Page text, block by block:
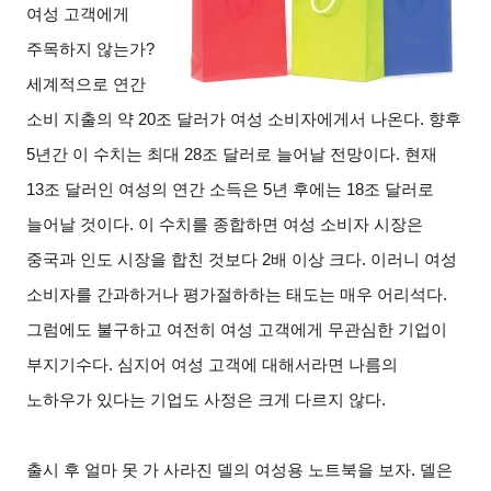
여성 고객에게
주목하지 않는가?
세계적으로 연간
소비 지출의 약 20조 달러가 여성 소비자에게서 나온다. 향후
5년간 이 수치는 최대 28조 달러로 늘어날 전망이다. 현재
13조 달러인 여성의 연간 소득은 5년 후에는 18조 달러로
늘어날 것이다. 이 수치를 종합하면 여성 소비자 시장은
중국과 인도 시장을 합친 것보다 2배 이상 크다. 이러니 여성
소비자를 간과하거나 평가절하하는 태도는 매우 어리석다.
그럼에도 불구하고 여전히 여성 고객에게 무관심한 기업이
부지기수다. 심지어 여성 고객에 대해서라면 나름의
노하우가 있다는 기업도 사정은 크게 다르지 않다.
출시 후 얼마 못 가 사라진 델의 여성용 노트북을 보자. 델은